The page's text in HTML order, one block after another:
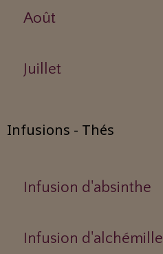
Août
Juillet
Infusions - Thés
Infusion d'absinthe
Infusion d'alchémille